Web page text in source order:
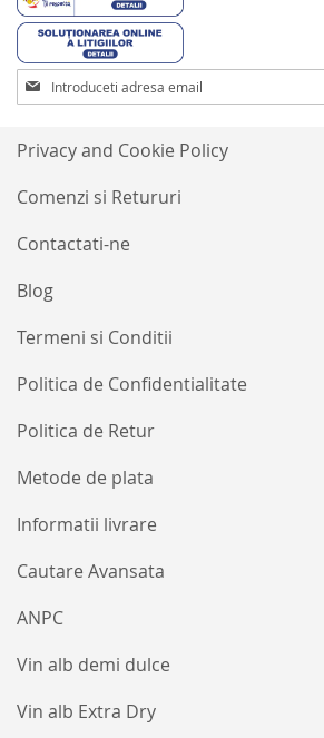
Termeni si Conditii
Politica de Confidentialitate
Politica de Retur
Metode de plata
Informatii livrare
Cautare Avansata
ANPC
Vin alb demi dulce
Vin alb Extra Dry
Privacy and Cookie Policy
Comenzi si Retururi
Contactati-ne
Blog
Inscrieti-
va
Buletinele
noastre
informative